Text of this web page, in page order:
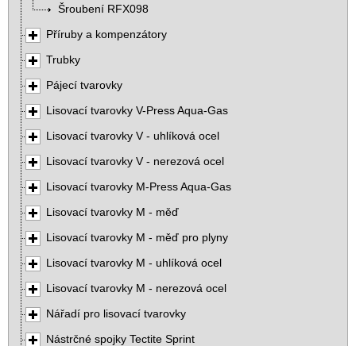
Šroubení RFX098
Příruby a kompenzátory
Trubky
Pájecí tvarovky
Lisovací tvarovky V-Press Aqua-Gas
Lisovací tvarovky V - uhlíková ocel
Lisovací tvarovky V - nerezová ocel
Lisovací tvarovky M-Press Aqua-Gas
Lisovací tvarovky M - měď
Lisovací tvarovky M - měď pro plyny
Lisovací tvarovky M - uhlíková ocel
Lisovací tvarovky M - nerezová ocel
Nářadí pro lisovací tvarovky
Nástrčné spojky Tectite Sprint